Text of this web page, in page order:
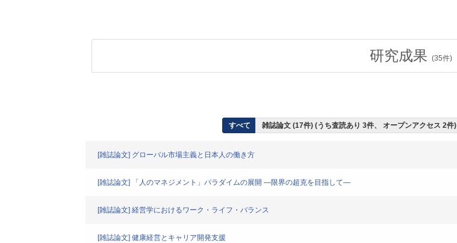
研究成果 (35件)
すべて 雑誌論文 (17件) (うち査読あり 3件、 オープンアクセス 2件)
[雑誌論文] グローバル市場主義と日本人の働き方
[雑誌論文] 「人のマネジメント」パラダイムの展開 ―限界の超克を目指して―
[雑誌論文] 経営学におけるワーク・ライフ・バランス
[雑誌論文] 健康経営とキャリア開発支援